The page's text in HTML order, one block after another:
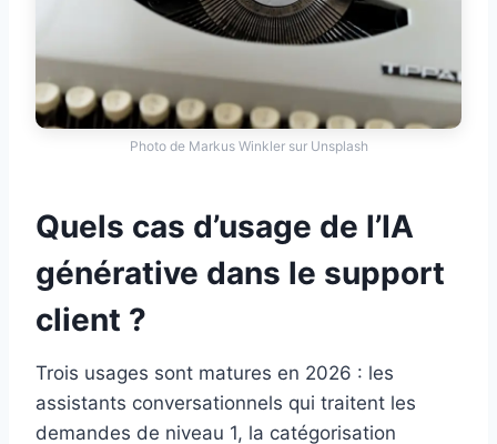
Photo de Markus Winkler sur Unsplash
Quels cas d’usage de l’IA
générative dans le support
client ?
Trois usages sont matures en 2026 : les
assistants conversationnels qui traitent les
demandes de niveau 1, la catégorisation